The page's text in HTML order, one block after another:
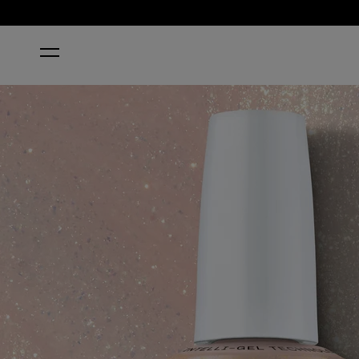
MIRROR, MIRROR ON THE AWE